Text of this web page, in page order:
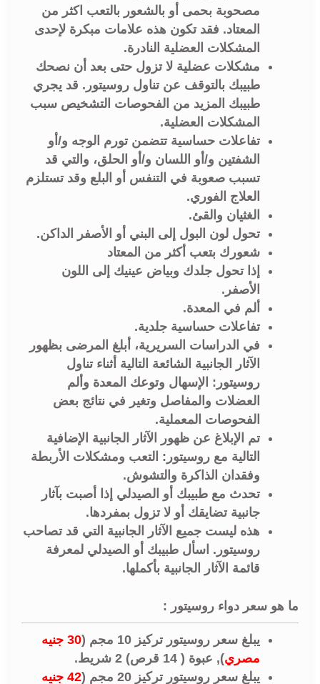
مصحوبة بحمى أو بالشعور بالتعب اكثر من
المعتاد. فقد تكون هذه علامات مبكرة لإحدى
المشكلات العضلية النادرة.
مشکلات عضلية لا تزول حتى بعد أن نصحك
طبيبك بالتوقف عن تناول روسيتور. قد يجري
طبيبك المزيد من الفحوصات التشخيص سبب
المشكلات العضلية.
تفاعلات حساسية تتضمن تورم الوجه و/أو
الشفتين و/أو اللسان و/أو الحلق، والتي قد
تسبب صعوبة في التنفس أو البلع وقد تستلزم
العلاج الفوري.
الغثيان والقئ.
تحول لون البول إلى البني أو الأصفر الداكن.
شعورك بتعب أكثر من المعتاد
إذا تحول جلدك وبياض عينيك إلى اللون
الأصفر.
ألم في المعدة.
تفاعلات حساسية جلدية.
في الدراسات السريرية، أبلغ المرضى بظهور
الآثار الجانبية الشائعة التالية أثناء تناول
روسيتور: الإسهال وتوعك المعدة وألم
العضلات والمفاصل وتغير في نتائج بعض
الفحوصات المعملية.
تم الإبلاغ عن ظهور الآثار الجانبية الإضافية
التالية مع روسيتور: التعب ومشكلات الأربطة
وفقدان الذاكرة والتشوش.
تحدث مع طبيبك أو الصيدلي إذا أصبت بآثار
جانبية تضايقك أو لا تزول بمفردها.
هذه ليست جميع الآثار الجانبية التي قد تصاحب
روسيتور. اسأل طبيبك أو الصيدلي لمعرفة
قائمة الآثار الجانبية بأكملها.
ما هو سعر دواء روسيتور :
يبلغ سعر روسيتور تركيز 10 مجم (
30 جنيه
مصري), عبوة ( 14 قرص) 2 شريط
.
يبلغ سعر روسيتور تركيز 20 مجم (
42 جنيه